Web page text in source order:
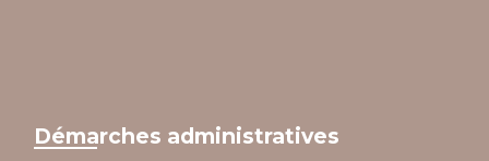
Démarches administratives